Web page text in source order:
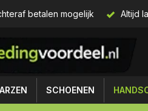
betalen mogelijk Altijd
SCHOENEN